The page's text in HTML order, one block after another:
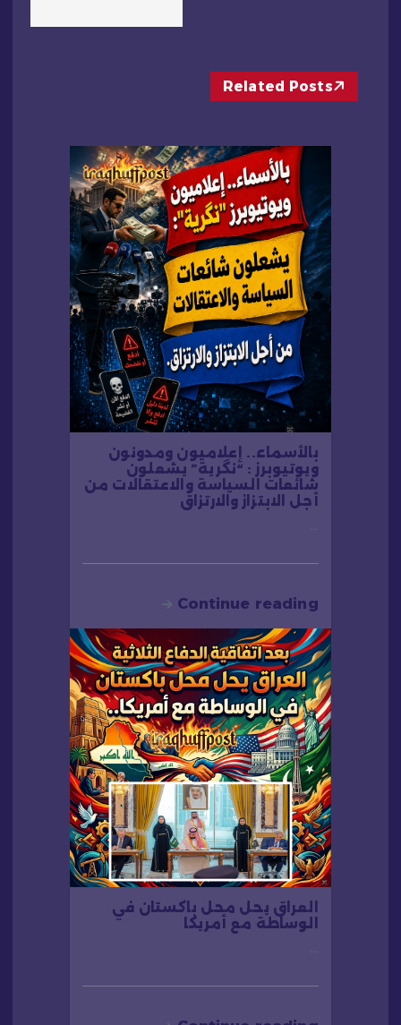
Related Posts
بالأسماء.. إعلاميون ومدونون
ويوتيوبرز : “نگرية” يشعلون
شائعات السياسة والاعتقالات من
أجل الابتزاز والارتزاق
Continue reading
العراق يحل محل باكستان في
الوساطة مع أمريكا